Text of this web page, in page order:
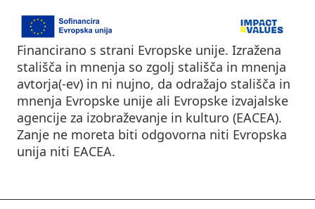
Financirano s strani Evropske unije. Izražena
stališča in mnenja so zgolj stališča in mnenja
avtorja(-ev) in ni nujno, da odražajo stališča in
mnenja Evropske unije ali Evropske izvajalske
agencije za izobraževanje in kulturo (EACEA).
Zanje ne moreta biti odgovorna niti Evropska
unija niti EACEA.